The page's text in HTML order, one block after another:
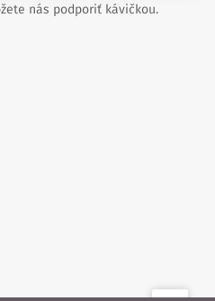
nás podporiť kávičkou.